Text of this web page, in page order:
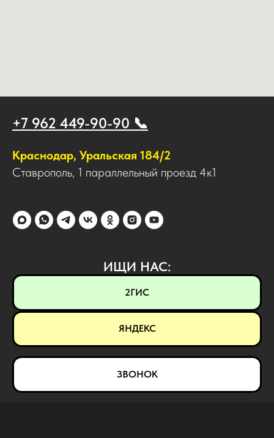
+7 962 449-90-90 📞
Краснодар, Уральская 184/2
Ставрополь, 1 параллельный проезд 4к1
ИЩИ НАС:
2ГИС
ЯНДЕКС
ЗВОНОК